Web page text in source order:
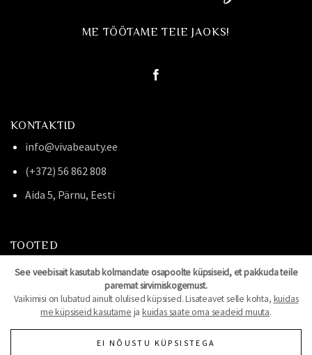
See veebisait kasutab kolmandate osapoolte küpsiseid, et pakkuda teile
paremat sirvimiskogemust.
Vaikimisi on lubatud ainult olulised küpsised. Lisateavet selle kohta, kuidas
me küpsiseid kasutame jakuidas saate oma seadeid muuta.
EI NÕUSTU KÜPSISTEGA
KONTAKTID
info@vivabeauty.ee
(+372) 56 862 808
Aida 5, Pärnu, Eesti
ME TÖÖTAME TEIE JAOKS!
TOOTED
CLEMATHIS
VILIGHT BEAUTY
SALONGISISUSTUS JA MÖÖBEL